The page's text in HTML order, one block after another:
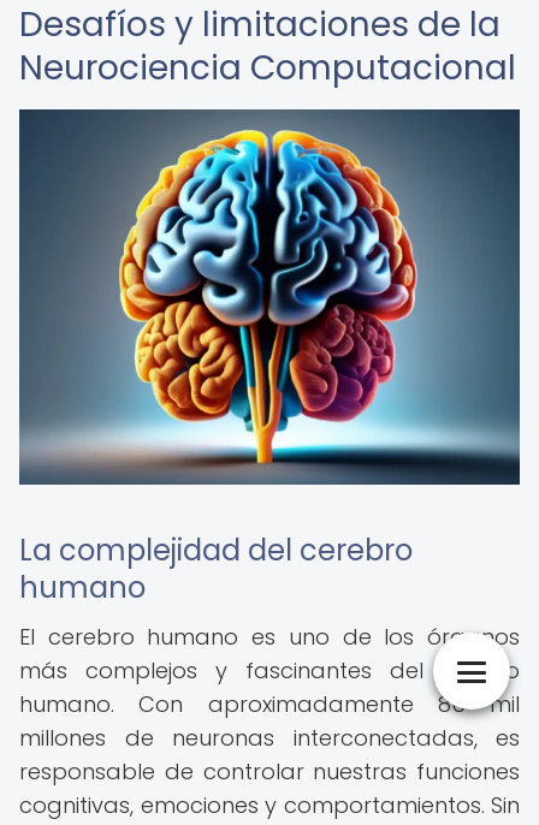
Desafíos y limitaciones de la
Neurociencia Computacional
La complejidad del cerebro
humano
El cerebro humano es uno de los órganos
más complejos y fascinantes del cuerpo
humano. Con aproximadamente 86 mil
millones de neuronas interconectadas, es
responsable de controlar nuestras funciones
cognitivas, emociones y comportamientos. Sin